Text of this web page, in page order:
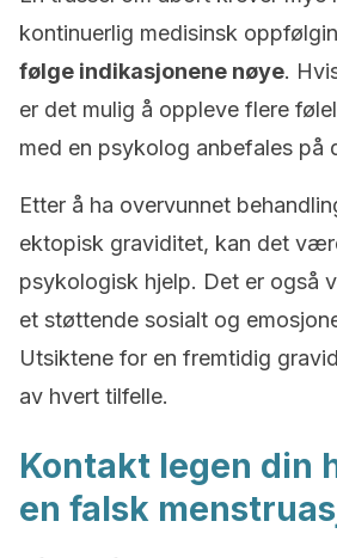
kontinuerlig medisinsk
følge indikasjonene nøye.
er det mulig å oppleve flere
med en psykolog anbefales på
Etter å ha overvunnet
ektopisk graviditet, kan det
psykologisk hjelp. Det er også
et støttende sosialt og
Utsiktene for en fremtidig
av hvert tilfelle.
Kontakt legen din
en falsk